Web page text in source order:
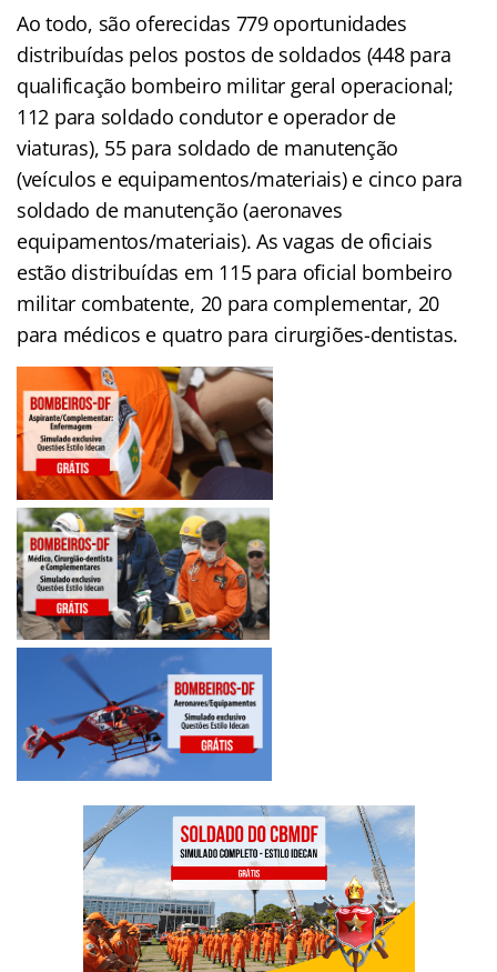
Ao todo, são oferecidas 779 oportunidades
distribuídas pelos postos de soldados (448 para
qualificação bombeiro militar geral operacional;
112 para soldado condutor e operador de
viaturas), 55 para soldado de manutenção
(veículos e equipamentos/materiais) e cinco para
soldado de manutenção (aeronaves
equipamentos/materiais). As vagas de oficiais
estão distribuídas em 115 para oficial bombeiro
militar combatente, 20 para complementar, 20
para médicos e quatro para cirurgiões-dentistas.